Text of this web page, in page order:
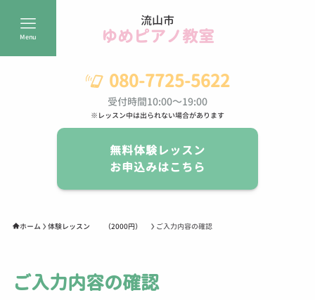
流山市
ゆめピアノ教室
Menu
080-7725-5622
受付時間10:00～19:00
※レッスン中は出られない場合があります
無料体験レッスン
お申込みはこちら
ホーム 体験レッスン （2000円） ご入力内容の確認
ご入力内容の確認